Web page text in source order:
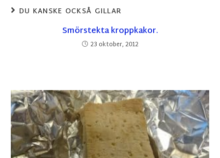
DU KANSKE OCKSÅ GILLAR
Smörstekta kroppkakor.
23 oktober, 2012